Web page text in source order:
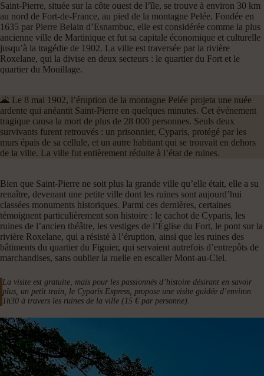
Saint-Pierre, située sur la côte ouest de l’île, se trouve à environ 30 km
au nord de Fort-de-France, au pied de la montagne Pelée. Fondée en
1635 par Pierre Belain d’Esnambuc, elle est considérée comme la plus
ancienne ville de Martinique et fut sa capitale économique et culturelle
jusqu’à la tragédie de 1902. La ville est traversée par la rivière
Roxelane, qui la divise en deux secteurs : le quartier du Fort et le
quartier du Mouillage.
🌋 Le 8 mai 1902, l’éruption de la montagne Pelée projeta une nuée
ardente qui anéantit Saint-Pierre en quelques minutes. Cet événement
tragique causa la mort de plus de 28 000 personnes. Seuls deux
survivants furent retrouvés : un prisonnier, Cyparis, protégé par les
murs épais de sa cellule, et un autre habitant qui se trouvait en dehors
de la ville. La ville fut entièrement réduite à l’état de ruines.
Bien que Saint-Pierre ne soit plus la grande ville qu’elle était, elle a su
renaître, devenant une petite ville dont les ruines sont aujourd’hui
classées monuments historiques. Parmi ces dernières, certaines
témoignent particulièrement son histoire : le cachot de Cyparis, les
ruines de l’ancien théâtre, les vestiges de l’Église du Fort, le pont sur la
rivière Roxelane, qui a résisté à l’éruption, ainsi que les ruines des
bâtiments du quartier du Figuier, qui servaient autrefois d’entrepôts de
marchandises, sans oublier la ruelle en escalier Mont-au-Ciel.
La visite est gratuite, mais pour les passionnés d’histoire désirant en savoir
plus, un petit train, le Cyparis Express, propose une visite guidée d’environ
1h30 à travers les ruines de la ville (15 € par personne).